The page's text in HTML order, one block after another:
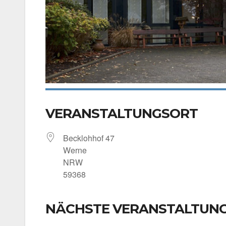
VERANSTALTUNGSORT
Beck­loh­hof 47
Wer­ne
NRW
59368
NÄCHSTE